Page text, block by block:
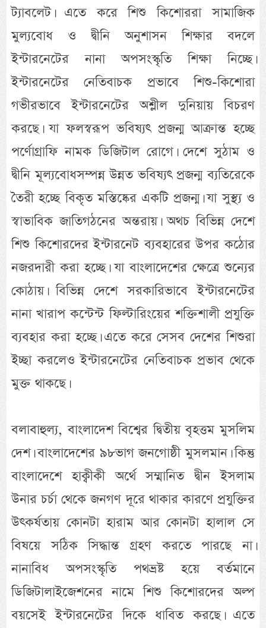
ট্যাবলেট। এতে করে শিশু কিশোররা সামাজিক
মুল্যবোধ ও দ্বীনি অনুশাসন শিক্ষার বদলে
ইন্টারনেটের নানা অপসংস্কৃতি শিক্ষা নিচ্ছে।
ইন্টারনেটের নেতিবাচক প্রভাবে শিশু-কিশোরা
গভীরভাবে ইন্টারনেটের অশ্লীল দুনিয়ায় বিচরণ
করছে। যা ফলস্বরূপ ভবিষ্যৎ প্রজন্ম আক্রান্ত হচ্ছে
পর্ণোগ্রাফি নামক ডিজিটাল রোগে। দেশে সুঠাম ও
দ্বীনি মূল্যবোধসম্পন্ন উন্নত ভবিষ্যৎ প্রজন্ম ব্যতিরেকে
তৈরী হচ্ছে বিকৃত মস্তিষ্কের একটি প্রজন্ম। যা সুস্থ্য ও
স্বাভাবিক জাতিগঠনের অন্তরায়। অথচ বিভিন্ন দেশে
শিশু কিশোরদের ইন্টারনেট ব্যবহারের উপর কঠোর
নজরদারী করা হচ্ছে। যা বাংলাদেশের ক্ষেত্রে শুন্যের
কোঠায়। বিভিন্ন দেশে সরকারিভাবে ইন্টারনেটের
নানা খারাপ কন্টেন্ট ফিল্টারিংয়ের শক্তিশালী প্রযুক্তি
ব্যবহার করা হচ্ছে। এতে করে সেসব দেশের শিশুরা
ইচ্ছা করলেও ইন্টারনেটের নেতিবাচক প্রভাব থেকে
মুক্ত থাকছে।
বলাবাহুল্য, বাংলাদেশ বিশ্বের দ্বিতীয় বৃহত্তম মুসলিম
দেশ। বাংলাদেশের ৯৮ভাগ জনগোষ্ঠী মুসলমান। কিন্তু
বাংলাদেশে হাক্বীকী অর্থে সম্মানিত দ্বীন ইসলাম
উনার চর্চা থেকে জনগণ দূরে থাকার কারণে প্রযুক্তির
উৎকর্ষতায় কোনটা হারাম আর কোনটা হালাল সে
বিষয়ে সঠিক সিদ্ধান্ত গ্রহণ করতে পারছে না।
নানাবিধ অপসংস্কৃতি পথভ্রষ্ট হয়ে বর্তমানে
ডিজিটালাইজেশনের নামে শিশু কিশোরদের অল্প
বয়সেই ইন্টারনেটের দিকে ধাবিত করছে। এতে